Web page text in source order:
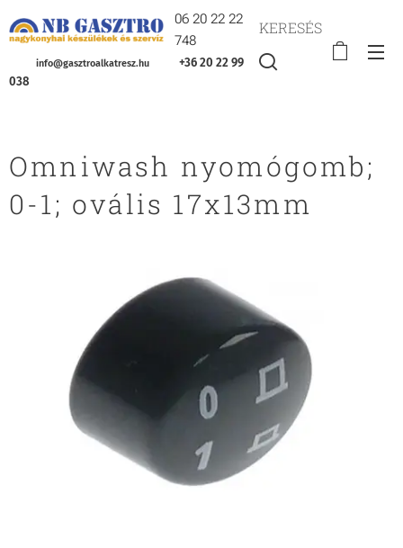
06 20 22 22
748
info@gasztroalkatresz.hu
+36 20 22 99
038
KERESÉS
Omniwash nyomógomb;
0-1; ovális 17x13mm